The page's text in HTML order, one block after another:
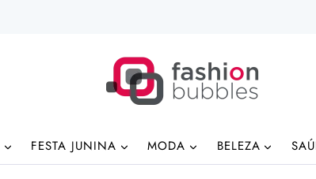
FESTA JUNINA MODA BELEZA